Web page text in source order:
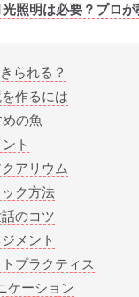
照明は必要？プロ
られる？
作るには
の魚
ト
アリウム
ク方法
のコツ
メント
プラクティス
ケーション